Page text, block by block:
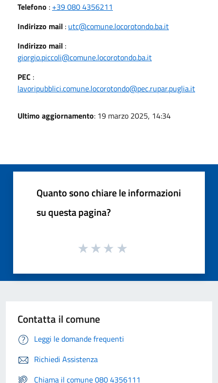
Telefono : +39 080 4356211
Indirizzo mail : utc@comune.locorotondo.ba.it
Indirizzo mail :
giorgio.piccoli@comune.locorotondo.ba.it
PEC :
lavoripubblici.comune.locorotondo@pec.rupar.puglia.it
Ultimo aggiornamento: 19 marzo 2025, 14:34
Quanto sono chiare le informazioni
su questa pagina?
Contatta il comune
Leggi le domande frequenti
Richiedi Assistenza
Chiama il comune 080 4356111